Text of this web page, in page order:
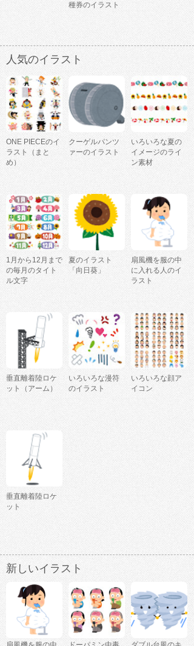
種券のイラスト
人気のイラスト
ONE PIECEのイ
ラスト（まと
め）
クーゲルパンツ
ァーのイラスト
いろいろな夏の
イメージのライ
ン素材
1月から12月まで
の毎月のタイト
ル文字
夏のイラスト
「向日葵」
扇風機を服の中
に入れる人のイ
ラスト
垂直離着陸ロケ
ット（アーム）
いろいろな漫符
のイラスト
いろいろな顔ア
イコン
垂直離着陸ロケ
ット
新しいイラスト